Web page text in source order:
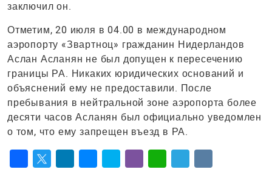
заключил он.
Отметим, 20 июля в 04.00 в международном
аэропорту «Звартноц» гражданин Нидерландов
Аслан Асланян не был допущен к пересечению
границы РА. Никаких юридических оснований и
объяснений ему не предоставили. После
пребывания в нейтральной зоне аэропорта более
десяти часов Асланян был официально уведомлен
о том, что ему запрещен въезд в РА.